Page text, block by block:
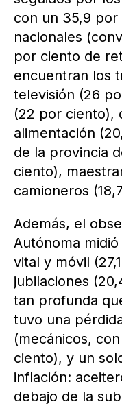
con un 35,9 por
nacionales
por ciento de
encuentran los
televisión (26
(22 por ciento),
alimentación
de la provincia
ciento),
camioneros
Además, el
Autónoma
vital y móvil
jubilaciones
tan profunda
tuvo una
(mecánicos,
ciento), y un
inflación:
debajo de la